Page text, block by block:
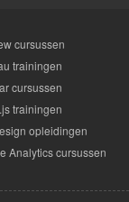
cursussen
trainingen
cursussen
trainingen
opleidingen
Analytics cursussen